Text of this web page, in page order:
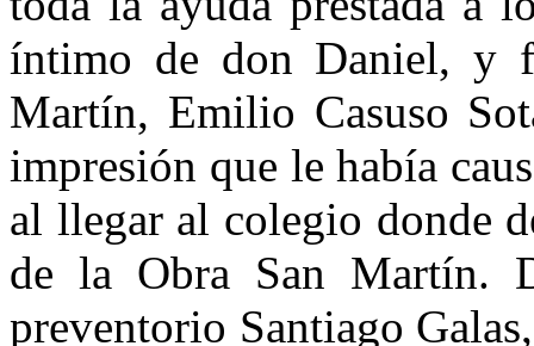
íntimo de don Daniel, y
Martín, Emilio Casuso
impresión que le había
al llegar al colegio donde
de la Obra San Martín.
preventorio Santiago